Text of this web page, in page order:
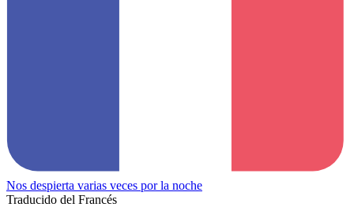
Nos despierta varias veces por la noche
Traducido del Francés